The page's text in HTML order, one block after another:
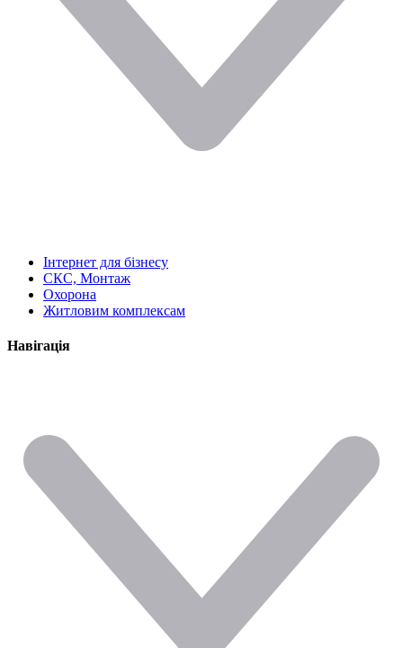
Інтернет для бізнесу
СКС, Монтаж
Охорона
Житловим комплексам
Навігація